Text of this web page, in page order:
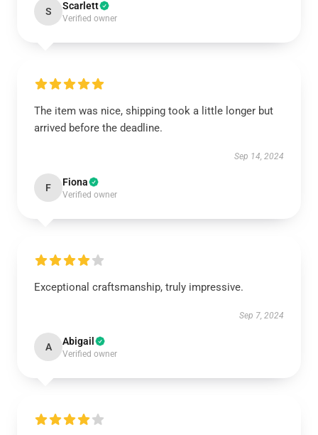
S Scarlett
Verified owner
The item was nice, shipping took a little longer but
arrived before the deadline.
Sep 14, 2024
F Fiona
Verified owner
Exceptional craftsmanship, truly impressive.
Sep 7, 2024
A Abigail
Verified owner